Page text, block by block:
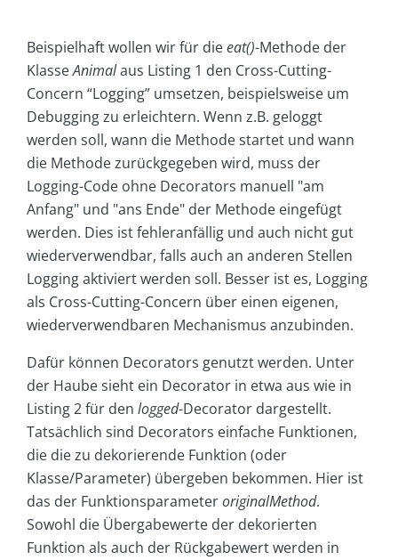
Beispielhaft wollen wir für dieeat()-Methode der
KlasseAnimalaus Listing 1 den Cross-Cutting-
Concern “Logging” umsetzen, beispielsweise um
Debugging zu erleichtern. Wenn z.B. geloggt
werden soll, wann die Methode startet und wann
die Methode zurückgegeben wird, muss der
Logging-Code ohne Decorators manuell "am
Anfang" und "ans Ende" der Methode eingefügt
werden. Dies ist fehleranfällig und auch nicht gut
wiederverwendbar, falls auch an anderen Stellen
Logging aktiviert werden soll. Besser ist es, Logging
als Cross-Cutting-Concern über einen eigenen,
wiederverwendbaren Mechanismus anzubinden.
Dafür können Decorators genutzt werden. Unter
der Haube sieht ein Decorator in etwa aus wie in
Listing 2 für den logged-Decorator dargestellt.
Tatsächlich sind Decorators einfache Funktionen,
die die zu dekorierende Funktion (oder
Klasse/Parameter) übergeben bekommen. Hier ist
das der FunktionsparameteroriginalMethod.
Sowohl die Übergabewerte der dekorierten
Funktion als auch der Rückgabewert werden in